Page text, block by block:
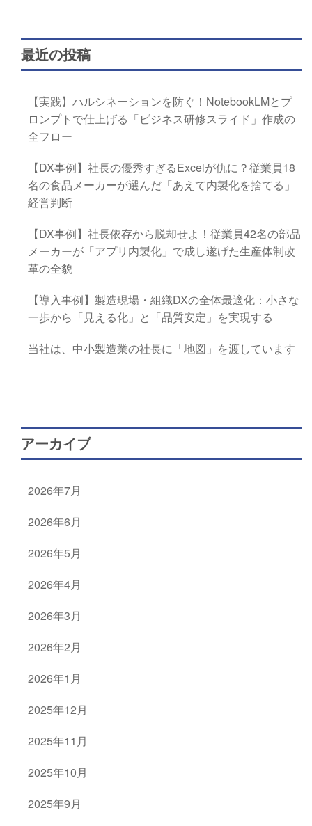
最近の投稿
【実践】ハルシネーションを防ぐ！NotebookLMとプ
ロンプトで仕上げる「ビジネス研修スライド」作成の
全フロー
【DX事例】社長の優秀すぎるExcelが仇に？従業員18
名の食品メーカーが選んだ「あえて内製化を捨てる」
経営判断
【DX事例】社長依存から脱却せよ！従業員42名の部品
メーカーが「アプリ内製化」で成し遂げた生産体制改
革の全貌
【導入事例】製造現場・組織DXの全体最適化：小さな
一歩から「見える化」と「品質安定」を実現する
当社は、中小製造業の社長に「地図」を渡しています
アーカイブ
2026年7月
2026年6月
2026年5月
2026年4月
2026年3月
2026年2月
2026年1月
2025年12月
2025年11月
2025年10月
2025年9月